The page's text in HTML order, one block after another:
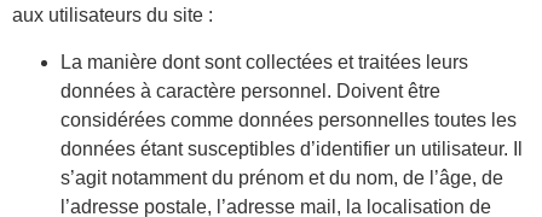
aux utilisateurs du site :
La manière dont sont collectées et traitées leurs
données à caractère personnel. Doivent être
considérées comme données personnelles toutes les
données étant susceptibles d’identifier un utilisateur. Il
s’agit notamment du prénom et du nom, de l’âge, de
l’adresse postale, l’adresse mail, la localisation de